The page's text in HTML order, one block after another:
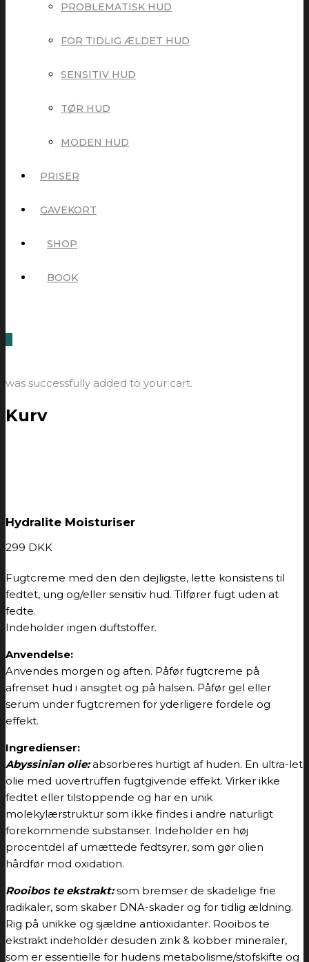
PROBLEMATISK HUD
FOR TIDLIG ÆLDET HUD
SENSITIV HUD
TØR HUD
MODEN HUD
PRISER
GAVEKORT
SHOP
BOOK
was successfully added to your cart.
Kurv
Hydralite Moisturiser
299 DKK
Fugtcreme med den den dejligste, lette konsistens til
fedtet, ung og/eller sensitiv hud. Tilfører fugt uden at
fedte.
Indeholder ingen duftstoffer.
Anvendelse:
Anvendes morgen og aften. Påfør fugtcreme på
afrenset hud i ansigtet og på halsen. Påfør gel eller
serum under fugtcremen for yderligere fordele og
effekt.
Ingredienser:
Abyssinian olie:absorberes hurtigt af huden. En ultra-let
olie med uovertruffen fugtgivende effekt. Virker ikke
fedtet eller tilstoppende og har en unik
molekylærstruktur som ikke findes i andre naturligt
forekommende substanser. Indeholder en høj
procentdel af umættede fedtsyrer, som gør olien
hårdfør mod oxidation.
Rooibos te ekstrakt:som bremser de skadelige frie
radikaler, som skaber DNA-skader og for tidlig ældning.
Rig på unikke og sjældne antioxidanter. Rooibos te
ekstrakt indeholder desuden zink & kobber mineraler,
som er essentielle for hudens metabolisme/stofskifte og